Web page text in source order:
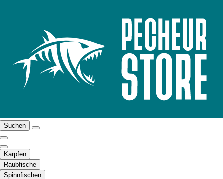
Suchen
Karpfen
Raubfische
Spinnfischen